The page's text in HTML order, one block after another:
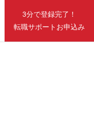
3分で登録完了！
転職サポートお申込み